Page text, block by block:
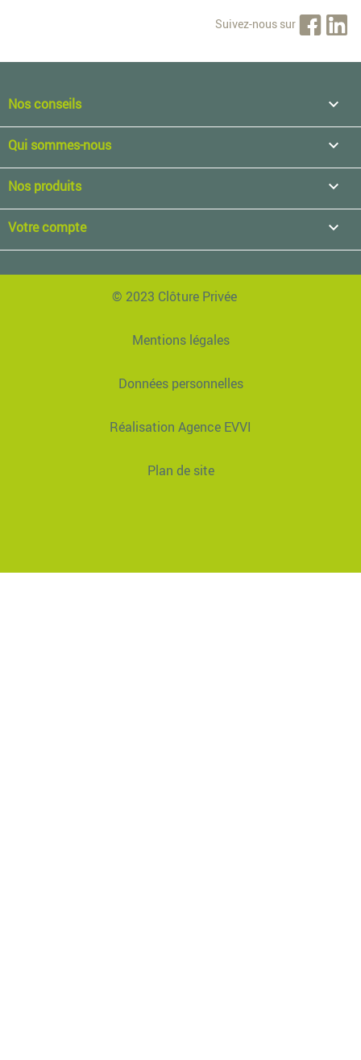
Suivez-nous sur
Nos conseils 
Qui sommes-nous 
Nos produits 
Votre compte 
© 2023 Clôture Privée
Mentions légales
Données personnelles
Réalisation Agence EVVI
Plan de site